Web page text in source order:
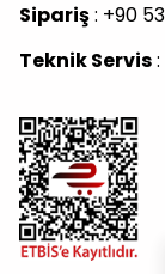
Sipariş: +90
Teknik Servis